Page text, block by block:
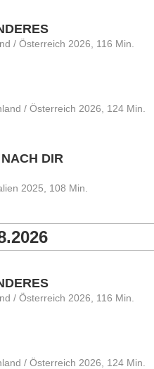
/ Österreich 2026, 116 Min.
/ Österreich 2026, 124 Min.
DIR
2025, 108 Min.
/ Österreich 2026, 116 Min.
/ Österreich 2026, 124 Min.